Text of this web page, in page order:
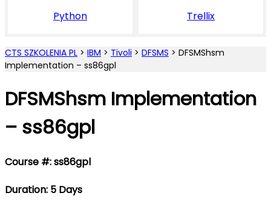
Python Trellix
CTS SZKOLENIA PL > IBM > Tivoli > DFSMS > DFSMShsm
Implementation – ss86gpl
DFSMShsm Implementation
– ss86gpl
Course #: ss86gpl
Duration: 5 Days